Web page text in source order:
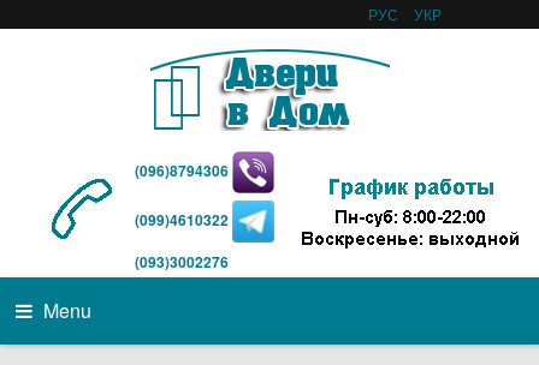
РУС УКР
(096)8794306
(099)4610322
(093)3002276
Menu